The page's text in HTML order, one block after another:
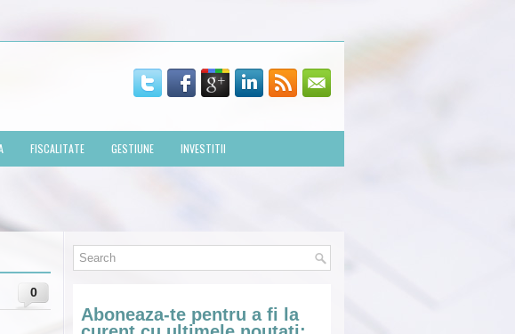
FISCALITATE GESTIUNE INVESTITII
0
Aboneaza-te pentru a fi la